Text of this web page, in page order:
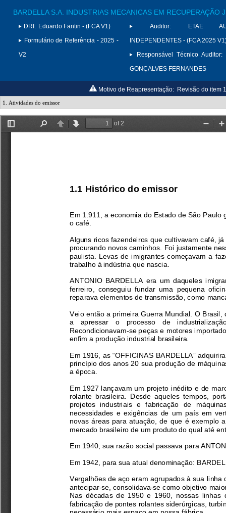
BARDELLA S.A. INDUSTRIAS MECANICAS EM RECUPERAÇÃO
DRI: Eduardo Fantin - (FCA V1)
Formulário de Referência - 2025 -
V2
Auditor:
ETAE
INDEPENDENTES - (FCA 2025
Responsável Técnico Auditor:
GONÇALVES FERNANDES
Motivo de Reapresentação: Revisão do item